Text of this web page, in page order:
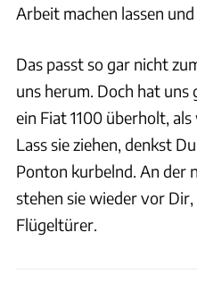
Arbeit machen lassen
Das passt so gar nicht
uns herum. Doch hat uns
ein Fiat 1100 überholt,
Lass sie ziehen, denkst
Ponton kurbelnd. An der
stehen sie wieder vor
Flügeltürer.